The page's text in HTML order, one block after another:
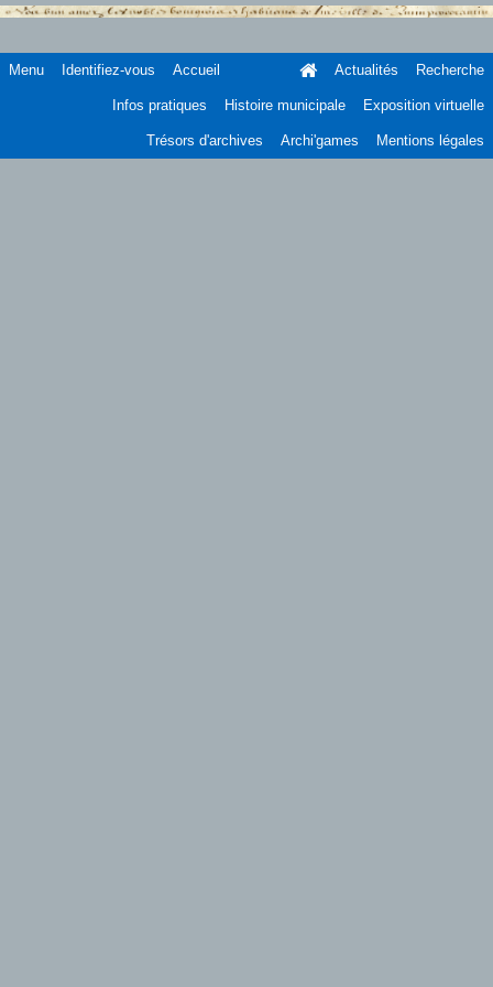
Menu Identifiez-vous Accueil Actualités Recherche
Infos pratiques Histoire municipale Exposition virtuelle
Trésors d'archives Archi'games Mentions légales